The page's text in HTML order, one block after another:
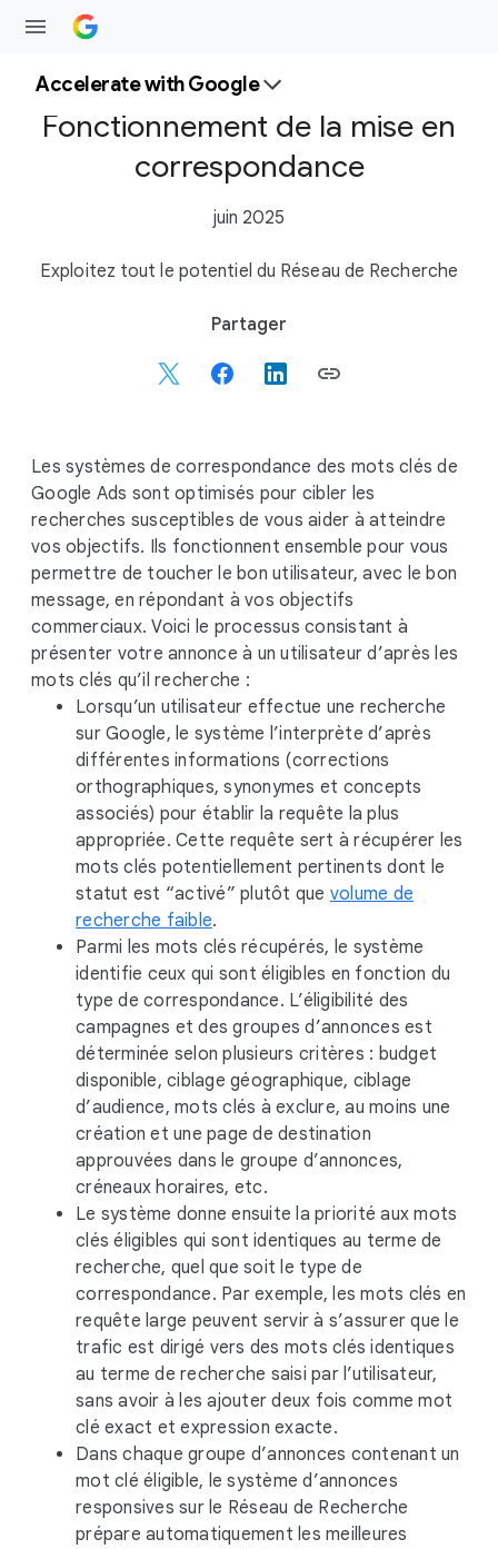
Accelerate with Google
Fonctionnement de la mise en
correspondance
juin 2025
Exploitez tout le potentiel du Réseau de Recherche
l
M
o
d
u
l
e
Partager
Les systèmes de correspondance des mots clés de
Google Ads sont optimisés pour cibler les
recherches susceptibles de vous aider à atteindre
vos objectifs. Ils fonctionnent ensemble pour vous
permettre de toucher le bon utilisateur, avec le bon
message, en répondant à vos objectifs
commerciaux. Voici le processus consistant à
présenter votre annonce à un utilisateur d’après les
mots clés qu’il recherche :
Lorsqu’un utilisateur effectue une recherche
sur Google, le système l’interprète d’après
différentes informations (corrections
orthographiques, synonymes et concepts
associés) pour établir la requête la plus
appropriée. Cette requête sert à récupérer les
mots clés potentiellement pertinents dont le
statut est “activé” plutôt que volume de
recherche faible.
Parmi les mots clés récupérés, le système
identifie ceux qui sont éligibles en fonction du
type de correspondance. L’éligibilité des
campagnes et des groupes d’annonces est
déterminée selon plusieurs critères : budget
disponible, ciblage géographique, ciblage
d’audience, mots clés à exclure, au moins une
création et une page de destination
approuvées dans le groupe d’annonces,
créneaux horaires, etc.
Le système donne ensuite la priorité aux mots
clés éligibles qui sont identiques au terme de
recherche, quel que soit le type de
correspondance. Par exemple, les mots clés en
requête large peuvent servir à s’assurer que le
trafic est dirigé vers des mots clés identiques
au terme de recherche saisi par l’utilisateur,
sans avoir à les ajouter deux fois comme mot
clé exact et expression exacte.
Dans chaque groupe d’annonces contenant un
mot clé éligible, le système d’annonces
responsives sur le Réseau de Recherche
prépare automatiquement les meilleures